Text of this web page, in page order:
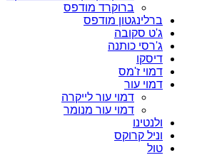
ברוקרד מודפס
ברלינגטון מודפס
ג'ט סקובה
ג'רסי כותנה
דיסקו
דמוי ז'מס
דמוי עור
דמוי עור לייקרה
דמוי עור מנומר
ולנטינו
וניל קרוקס
טול